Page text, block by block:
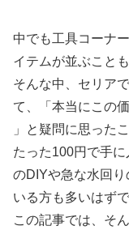
中でも工具コーナ
イテムが並ぶこと
そんな中、セリア
て、「本当にこの
」と疑問に思った
たった100円で手
のDIYや急な水回
いる方も多いはずで
この記事では、そ